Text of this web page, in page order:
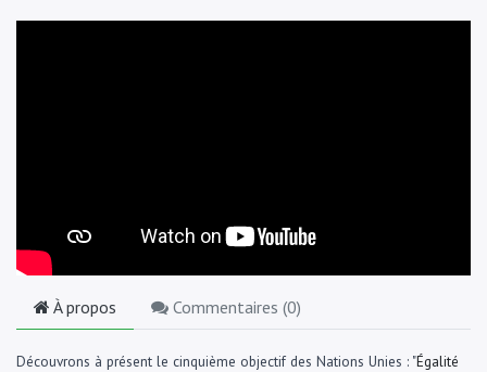
À propos Commentaires (0)
Découvrons à présent le cinquième objectif des Nations Unies : "Égalité